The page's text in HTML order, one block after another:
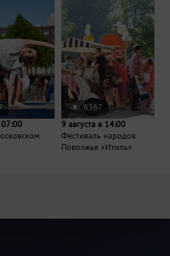
07:00
8367
9 августа в 14:00
Фестиваль народов
Поволжья «Итиль»